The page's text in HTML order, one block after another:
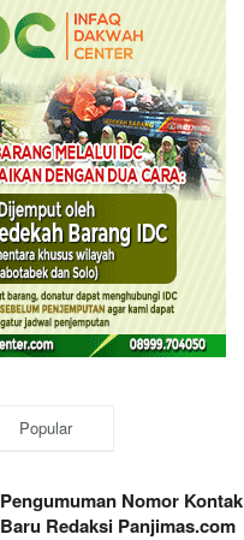
Popular
Pengumuman Nomor Kontak
Baru Redaksi Panjimas.com